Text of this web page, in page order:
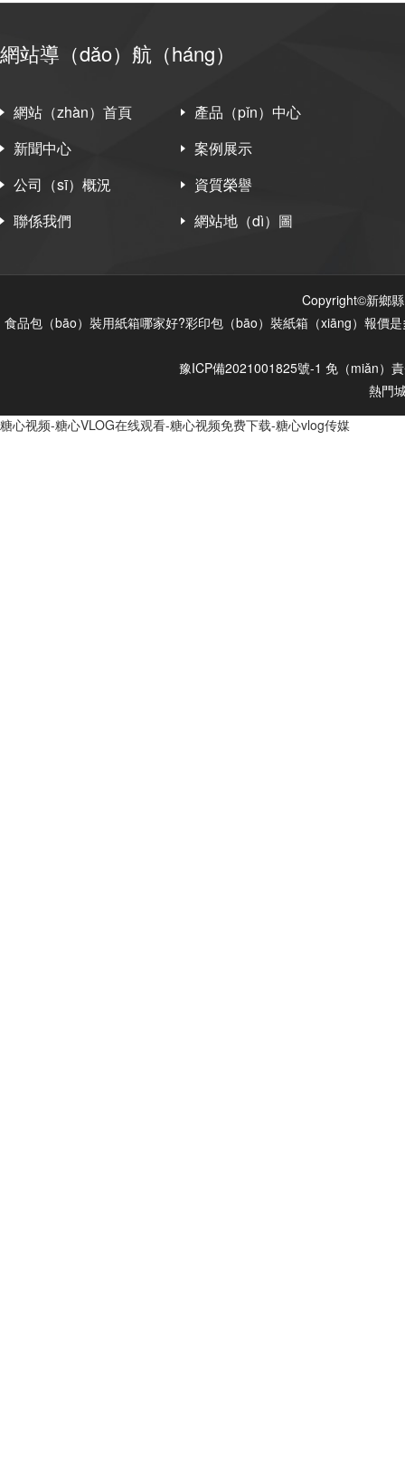
網站導（dǎo）航（háng）
網站（zhàn）首頁
產品（pǐn）中心
新聞中心
案例展示
公司（sī）概況
資質榮譽
聯係我們
網站地（dì）圖
Copyright©新鄉
食品包（bāo）裝用紙箱哪家好?彩印包（bāo）裝紙箱（xiāng）報價
豫ICP備2021001825號-1 免（miǎn）
熱門
糖心视频-糖心VLOG在线观看-糖心视频免费下载-糖心vlog传媒